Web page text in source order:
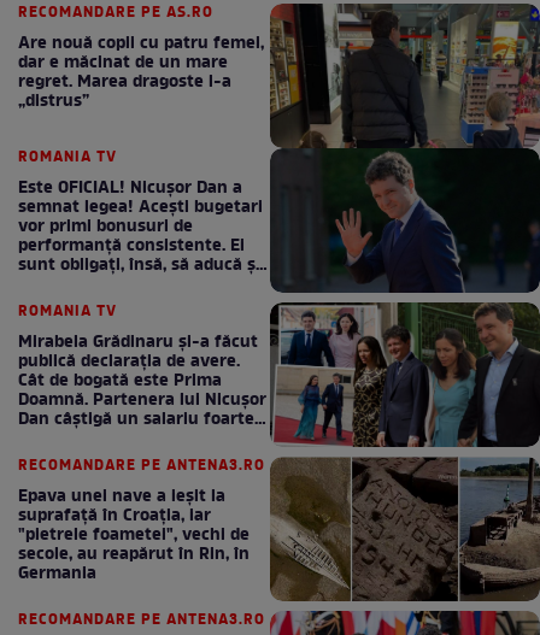
RECOMANDARE PE AS.RO
Are nouă copii cu patru femei,
dar e măcinat de un mare
regret. Marea dragoste l-a
„distrus”
ROMANIA TV
Este OFICIAL! Nicușor Dan a
semnat legea! Acești bugetari
vor primi bonusuri de
performanță consistente. Ei
sunt obligați, însă, să aducă și
ROMANIA TV
Mirabela Grădinaru și-a făcut
publică declarația de avere.
Cât de bogată este Prima
Doamnă. Partenera lui Nicușor
Dan câștigă un salariu foarte
RECOMANDARE PE ANTENA3.RO
Epava unei nave a ieșit la
suprafață în Croația, iar
"pietrele foametei", vechi de
secole, au reapărut în Rin, în
Germania
RECOMANDARE PE ANTENA3.RO